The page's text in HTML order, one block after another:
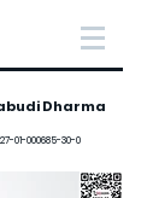
Dharma
01-000685-30-0